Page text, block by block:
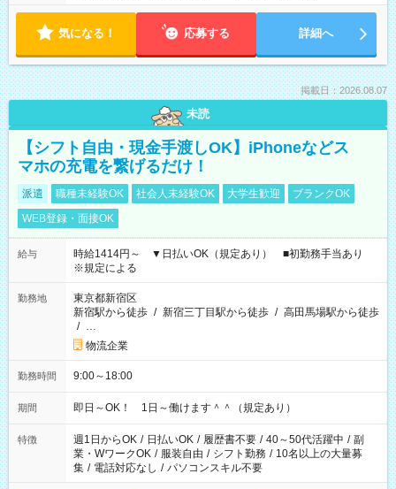
気になる！ 応募する 詳細へ
掲載日：2026.08.07
未読
【シフト自由・現金手渡しOK】iPhoneなどス
マホの充電を繋げるだけ！
派遣 職種未経験OK 社会人未経験OK 大学生歓迎
ブランクOK
WEB登録・面接OK
給与
時給1414円～ ▼日払いOK（規定あり） ■初勤務手当あり
※規定による
勤務地
東京都新宿区
新宿駅から徒歩 / 新宿三丁目駅から徒歩 / 高田馬場駅から徒歩
/ …
物流企業
勤務時間 9:00～18:00
期間 即日～OK！ 1日～働けます＾＾（規定あり）
特徴 週1日からOK / 日払いOK / 履歴書不要 / 40～50代活躍中 / 副
業・WワークOK / 服装自由 / シフト勤務 / 10名以上の大量募
集 / 電話対応なし / パソコンスキル不要